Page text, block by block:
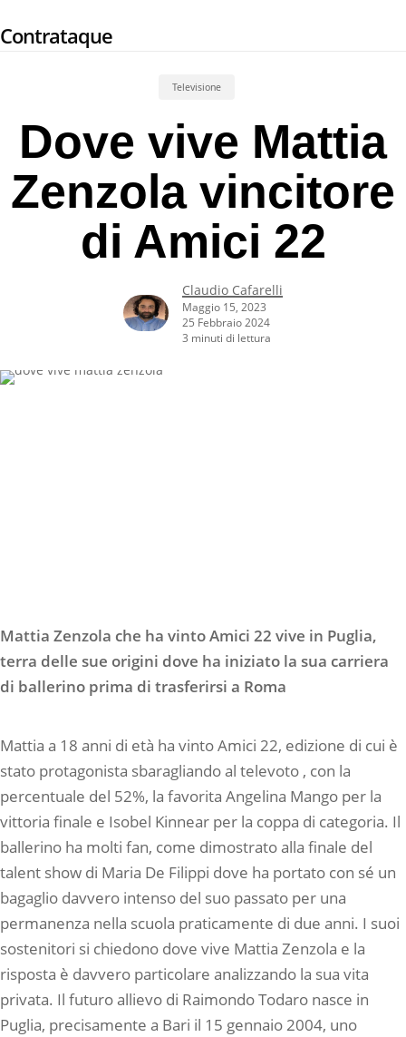
to
Contrataque
Televisione
Dove vive Mattia
Zenzola vincitore
di Amici 22
Claudio Cafarelli
Maggio 15, 2023
25 Febbraio 2024
3 minuti di lettura
Mattia Zenzola che ha vinto Amici 22 vive in Puglia,
terra delle sue origini dove ha iniziato la sua carriera
di ballerino prima di trasferirsi a Roma
Mattia a 18 anni di età ha vinto Amici 22, edizione di cui è
stato protagonista sbaragliando al televoto , con la
percentuale del 52%, la favorita Angelina Mango per la
vittoria finale e Isobel Kinnear per la coppa di categoria. Il
ballerino ha molti fan, come dimostrato alla finale del
talent show di Maria De Filippi dove ha portato con sé un
bagaglio davvero intenso del suo passato per una
permanenza nella scuola praticamente di due anni. I suoi
sostenitori si chiedono dove vive Mattia Zenzola e la
risposta è davvero particolare analizzando la sua vita
privata. Il futuro allievo di Raimondo Todaro nasce in
Puglia, precisamente a Bari il 15 gennaio 2004, uno